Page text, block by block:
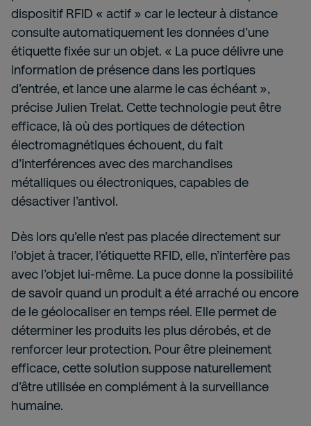
dispositif RFID « actif » car le lecteur à distance
consulte automatiquement les données d’une
étiquette fixée sur un objet. « La puce délivre une
information de présence dans les portiques
d’entrée, et lance une alarme le cas échéant »,
précise Julien Trelat. Cette technologie peut être
efficace, là où des portiques de détection
électromagnétiques échouent, du fait
d’interférences avec des marchandises
métalliques ou électroniques, capables de
désactiver l’antivol.
Dès lors qu’elle n’est pas placée directement sur
l’objet à tracer, l’étiquette RFID, elle, n’interfère pas
avec l’objet lui-même. La puce donne la possibilité
de savoir quand un produit a été arraché ou encore
de le géolocaliser en temps réel. Elle permet de
déterminer les produits les plus dérobés, et de
renforcer leur protection. Pour être pleinement
efficace, cette solution suppose naturellement
d’être utilisée en complément à la surveillance
humaine.